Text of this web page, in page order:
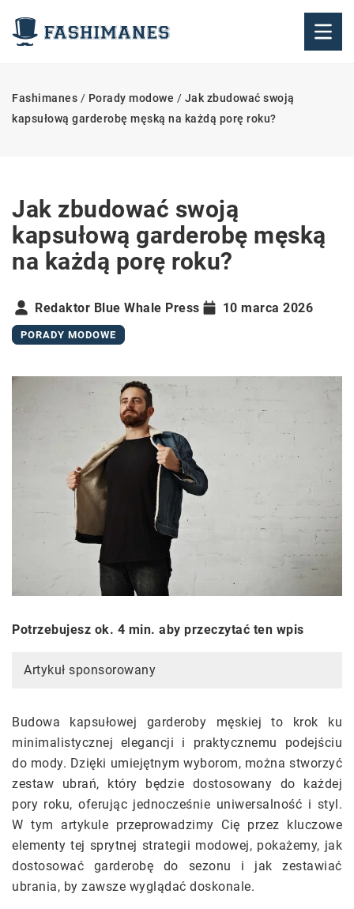
Fashimanes / Porady modowe / Jak zbudować swoją
kapsułową garderobę męską na każdą porę roku?
Jak zbudować swoją
kapsułową garderobę męską
na każdą porę roku?
Redaktor Blue Whale Press 10 marca 2026
PORADY MODOWE
Potrzebujesz ok. 4 min. aby przeczytać ten wpis
Artykuł sponsorowany
Budowa kapsułowej garderoby męskiej to krok ku
minimalistycznej elegancji i praktycznemu podejściu
do mody. Dzięki umiejętnym wyborom, można stworzyć
zestaw ubrań, który będzie dostosowany do każdej
pory roku, oferując jednocześnie uniwersalność i styl.
W tym artykule przeprowadzimy Cię przez kluczowe
elementy tej sprytnej strategii modowej, pokażemy, jak
dostosować garderobę do sezonu i jak zestawiać
ubrania, by zawsze wyglądać doskonale.